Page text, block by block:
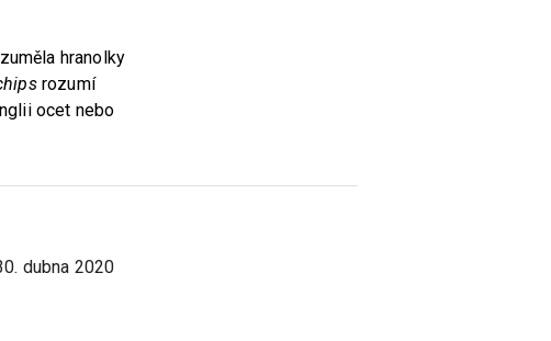
hranolky
rozumí
ocet nebo
dubna 2020